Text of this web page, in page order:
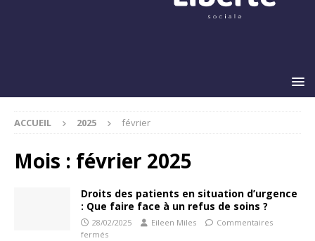
ACCUEIL 2025 février
Mois : février 2025
Droits des patients en situation d’urgence
: Que faire face à un refus de soins ?
28/02/2025 Eileen Miles
Commentaires
fermés